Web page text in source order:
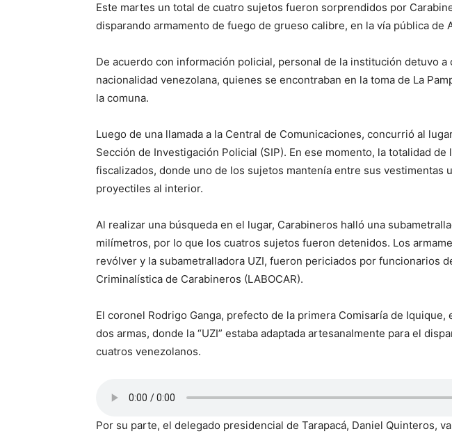
Este martes un total de cuatro sujetos fueron sorprendidos por
disparando armamento de fuego de grueso calibre, en la vía pública de
De acuerdo con información policial, personal de la institución detuvo a
nacionalidad venezolana, quienes se encontraban en la toma de La
la comuna.
Luego de una llamada a la Central de Comunicaciones, concurrió al
Sección de Investigación Policial (SIP). En ese momento, la totalidad
fiscalizados, donde uno de los sujetos mantenía entre sus vestimentas
proyectiles al interior.
Al realizar una búsqueda en el lugar, Carabineros halló una
milímetros, por lo que los cuatros sujetos fueron detenidos. Los
revólver y la subametralladora UZI, fueron periciados por funcionarios
Criminalística de Carabineros (LABOCAR).
El coronel Rodrigo Ganga, prefecto de la primera Comisaría de Iquique,
dos armas, donde la “UZI” estaba adaptada artesanalmente para el
cuatros venezolanos.
Por su parte, el delegado presidencial de Tarapacá, Daniel Quinteros,